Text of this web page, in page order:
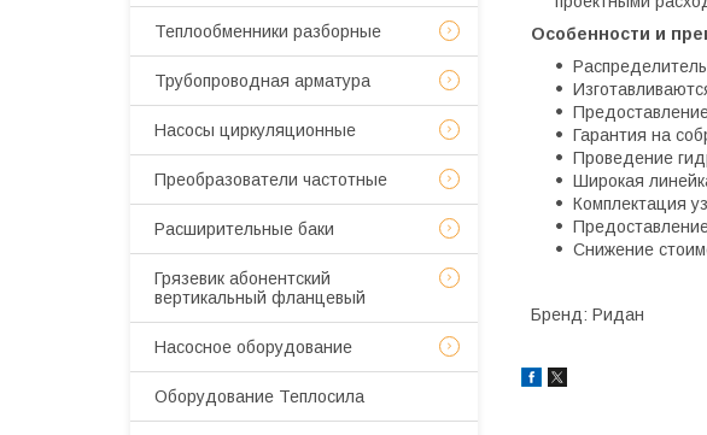
Особенности и
Гарантия на
Проведение
Широкая
Комплектация
Снижение
Бренд: Ридан
Теплообменники разборные
Трубопроводная арматура
Насосы циркуляционные
Преобразователи частотные
Расширительные баки
Грязевик абонентский
вертикальный фланцевый
Насосное оборудование
Оборудование Теплосила